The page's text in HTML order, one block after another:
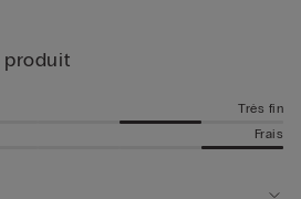
produit
Très fin
Frais